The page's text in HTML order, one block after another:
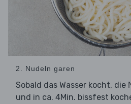
2. Nudeln garen
Sobald das Wasser kocht, die
und in ca. 4Min. bissfest